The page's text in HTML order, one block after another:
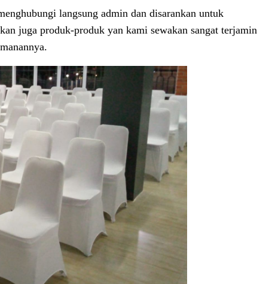
langsung admin dan disarankan untuk
juga produk-produk yan kami sewakan sangat terjamin